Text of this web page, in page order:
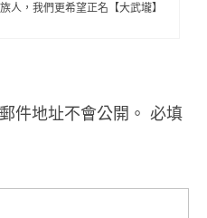
人，我們更希望正名【大武壠】
件地址不會公開。 必填